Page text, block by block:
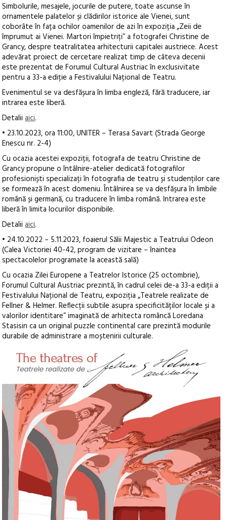
Simbolurile, mesajele, jocurile de putere, toate ascunse în
ornamentele palatelor și clădirilor istorice ale Vienei, sunt
coborâte în fața ochilor oamenilor de azi în expoziția „Zeii de
împrumut ai Vienei. Martori împietriți” a fotografei Christine de
Grancy, despre teatralitatea arhitecturii capitalei austriece. Acest
adevărat proiect de cercetare realizat timp de câteva decenii
este prezentat de Forumul Cultural Austriac în exclusivitate
pentru a 33-a ediție a Festivalului Național de Teatru.
Evenimentul se va desfășura în limba engleză, fără traducere, iar
intrarea este liberă.
Detaliiaici.
• 23.10.2023, ora 11:00, UNITER – Terasa Savart (Strada George
Enescu nr. 2-4)
Cu ocazia acestei expoziții, fotografa de teatru Christine de
Grancy propune o întâlnire-atelier dedicată fotografilor
profesioniști specializați în fotografia de teatru și studenților care
se formează în acest domeniu. Întâlnirea se va desfășura în limbile
română și germană, cu traducere în limba română. Intrarea este
liberă în limita locurilor disponibile.
Detaliiaici.
• 24.10.2022 – 5.11.2023, foaierul Sălii Majestic a Teatrului Odeon
(Calea Victoriei 40-42, program de vizitare – înaintea
spectacolelor programate la această sală)
Cu ocazia Zilei Europene a Teatrelor Istorice (25 octombrie),
Forumul Cultural Austriac prezintă, în cadrul celei de-a 33-a ediții a
Festivalului Național de Teatru, expoziția „Teatrele realizate de
Fellner & Helmer. Reflecții subtile asupra specificităților locale și a
valorilor identitare” imaginată de arhitecta româncă Loredana
Stasisin ca un original puzzle continental care prezintă modurile
durabile de administrare a moștenirii culturale.